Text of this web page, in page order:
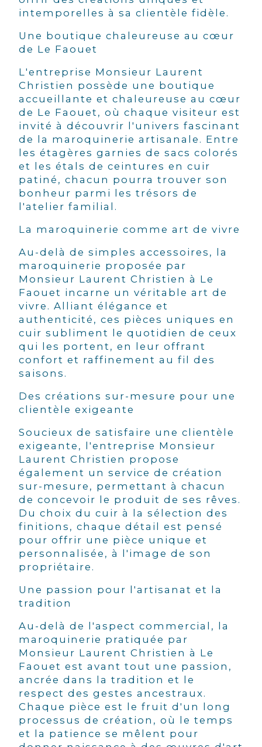
intemporelles à sa clientèle fidèle.
Une boutique chaleureuse au cœur
de Le Faouet
L'entreprise Monsieur Laurent
Christien possède une boutique
accueillante et chaleureuse au cœur
de Le Faouet, où chaque visiteur est
invité à découvrir l'univers fascinant
de la maroquinerie artisanale. Entre
les étagères garnies de sacs colorés
et les étals de ceintures en cuir
patiné, chacun pourra trouver son
bonheur parmi les trésors de
l'atelier familial.
La maroquinerie comme art de vivre
Au-delà de simples accessoires, la
maroquinerie proposée par
Monsieur Laurent Christien à Le
Faouet incarne un véritable art de
vivre. Alliant élégance et
authenticité, ces pièces uniques en
cuir subliment le quotidien de ceux
qui les portent, en leur offrant
confort et raffinement au fil des
saisons.
Des créations sur-mesure pour une
clientèle exigeante
Soucieux de satisfaire une clientèle
exigeante, l'entreprise Monsieur
Laurent Christien propose
également un service de création
sur-mesure, permettant à chacun
de concevoir le produit de ses rêves.
Du choix du cuir à la sélection des
finitions, chaque détail est pensé
pour offrir une pièce unique et
personnalisée, à l'image de son
propriétaire.
Une passion pour l'artisanat et la
tradition
Au-delà de l'aspect commercial, la
maroquinerie pratiquée par
Monsieur Laurent Christien à Le
Faouet est avant tout une passion,
ancrée dans la tradition et le
respect des gestes ancestraux.
Chaque pièce est le fruit d'un long
processus de création, où le temps
et la patience se mêlent pour